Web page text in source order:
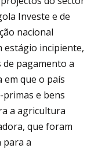
Investe e de
nacional
estágio incipiente,
de pagamento a
que o país
e bens
a agricultura
que foram
para a